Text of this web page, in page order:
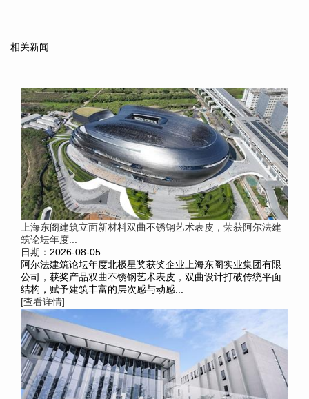
相关新闻
上海东阁建筑立面新材料双曲不锈钢艺术表皮，荣获阿尔法建
筑论坛年度...
日期：2026-08-05
阿尔法建筑论坛年度北极星奖获奖企业上海东阁实业集团有限
公司，获奖产品双曲不锈钢艺术表皮，双曲设计打破传统平面
结构，赋予建筑丰富的层次感与动感...
[查看详情]